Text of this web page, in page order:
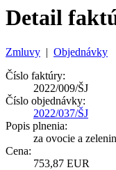
Detail
Zmluvy | Objednávky
Číslo faktúry:
2022/009/ŠJ
Číslo objednávky:
2022/037/ŠJ
Popis plnenia:
za ovocie a
Cena:
753,87 EUR